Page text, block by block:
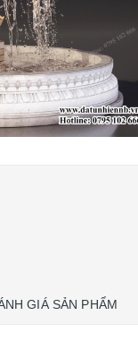
GIÁ SẢN PHẨM